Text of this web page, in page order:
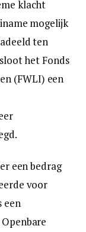
klacht
mogelijk
ten
het Fonds
(FWLI) een
een bedrag
voor
een